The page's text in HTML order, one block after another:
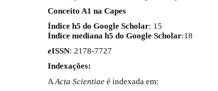
Conceito A1 na Capes
Índice h5 do Google Scholar: 15
Índice mediana h5 do Google Scholar:18
eISSN: 2178-7727
Indexações:
A Acta Scientiae é indexada em: